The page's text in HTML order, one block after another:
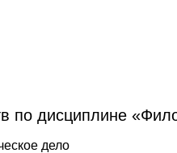
по дисциплине
дело